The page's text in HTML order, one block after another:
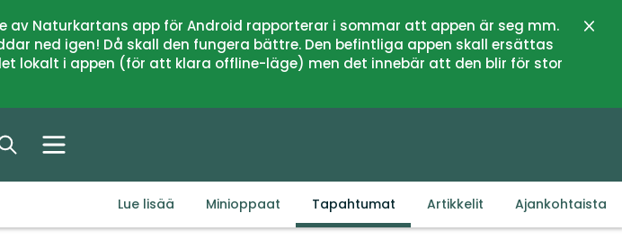
av Naturkartans app för Android rapporterar i sommar att appen är seg mm.
ned igen! Då skall den fungera bättre. Den befintliga appen skall ersättas
lokalt i appen (för att klara offline-läge) men det innebär att den blir för stor
Sulje
Lue lisää Minioppaat Tapahtumat Artikkelit Ajankohtaista